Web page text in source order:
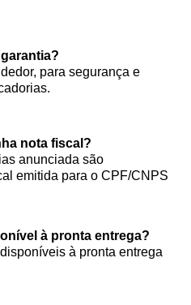
para segurança e
nota fiscal?
anunciada são
emitida para o CPF/CNPS
à pronta entrega?
à pronta entrega